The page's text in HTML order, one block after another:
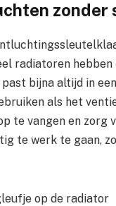
zonder
radiatoren
bijna altijd in
als het
te vangen en zorg
te werk te gaan,
op de radiator